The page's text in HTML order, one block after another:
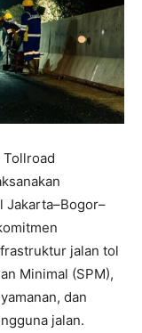
Tollroad
Jakarta–Bogor–
jalan tol
Minimal (SPM),
dan
jalan.